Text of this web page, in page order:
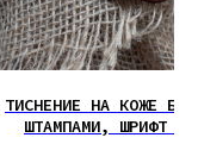
ТИСНЕНИЕ НА КОЖЕ
ШТАМПАМИ, ШРИФТ